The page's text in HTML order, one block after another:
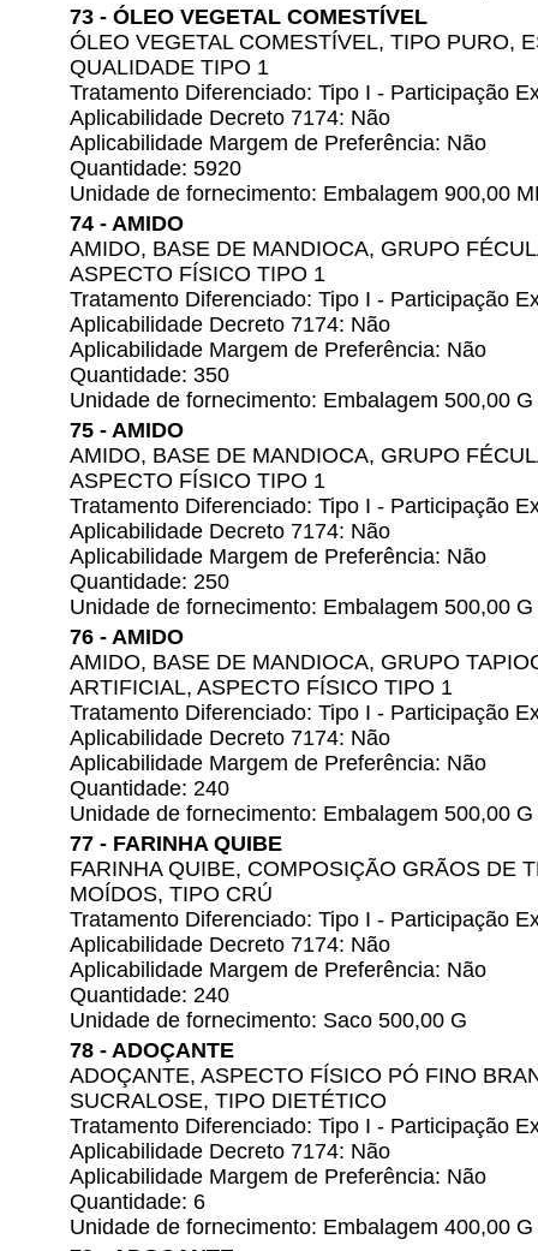
73 - ÓLEO VEGETAL COMESTÍVEL
ÓLEO VEGETAL COMESTÍVEL, TIPO PURO,
QUALIDADE TIPO 1
Tratamento Diferenciado: Tipo I - Participação
Aplicabilidade Decreto 7174: Não
Aplicabilidade Margem de Preferência: Não
Quantidade: 5920
Unidade de fornecimento: Embalagem 900,00
74 - AMIDO
AMIDO, BASE DE MANDIOCA, GRUPO
ASPECTO FÍSICO TIPO 1
Tratamento Diferenciado: Tipo I - Participação
Aplicabilidade Decreto 7174: Não
Aplicabilidade Margem de Preferência: Não
Quantidade: 350
Unidade de fornecimento: Embalagem 500,00 G
75 - AMIDO
AMIDO, BASE DE MANDIOCA, GRUPO
ASPECTO FÍSICO TIPO 1
Tratamento Diferenciado: Tipo I - Participação
Aplicabilidade Decreto 7174: Não
Aplicabilidade Margem de Preferência: Não
Quantidade: 250
Unidade de fornecimento: Embalagem 500,00 G
76 - AMIDO
AMIDO, BASE DE MANDIOCA, GRUPO
ARTIFICIAL, ASPECTO FÍSICO TIPO 1
Tratamento Diferenciado: Tipo I - Participação
Aplicabilidade Decreto 7174: Não
Aplicabilidade Margem de Preferência: Não
Quantidade: 240
Unidade de fornecimento: Embalagem 500,00 G
77 - FARINHA QUIBE
FARINHA QUIBE, COMPOSIÇÃO GRÃOS DE
MOÍDOS, TIPO CRÚ
Tratamento Diferenciado: Tipo I - Participação
Aplicabilidade Decreto 7174: Não
Aplicabilidade Margem de Preferência: Não
Quantidade: 240
Unidade de fornecimento: Saco 500,00 G
78 - ADOÇANTE
ADOÇANTE, ASPECTO FÍSICO PÓ FINO
SUCRALOSE, TIPO DIETÉTICO
Tratamento Diferenciado: Tipo I - Participação
Aplicabilidade Decreto 7174: Não
Aplicabilidade Margem de Preferência: Não
Quantidade: 6
Unidade de fornecimento: Embalagem 400,00 G